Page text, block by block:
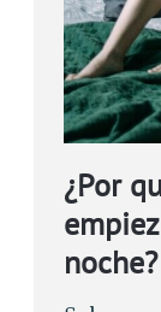
¿Por
noche?